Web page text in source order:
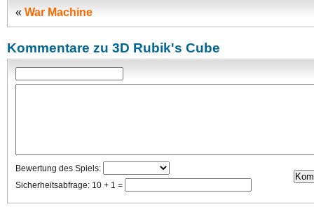
« War Machine
Kommentare zu 3D Rubik's Cube
Bewertung des Spiels:
Sicherheitsabfrage: 10 + 1 =